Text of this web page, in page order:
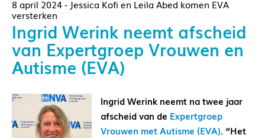
8 april 2024 - Jessica Kofi en Leila Abed komen EVA
versterken
Ingrid Werink neemt afscheid
van Expertgroep Vrouwen en
Autisme (EVA)
Ingrid Werink neemt na twee jaar
afscheid van de Expertgroep
Vrouwen met Autisme (EVA). “Het